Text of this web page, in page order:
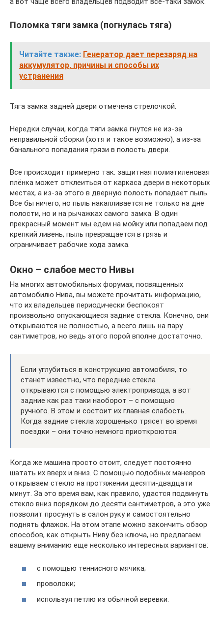
Поломка тяги замка (погнулась тяга)
Читайте также: Генератор дает перезаряд на
аккумулятор, причины и способы их
устранения
Тяга замка задней двери отмечена стрелочкой.
Нередки случаи, когда тяги замка гнутся не из-за
неправильной сборки (хотя и такое возможно), а из-за
банального попадания грязи в полость двери.
Все происходит примерно так: защитная полиэтиленовая
плёнка может отклеиться от каркаса двери в некоторых
местах, а из-за этого в дверную полость попадает пыль.
Все бы ничего, но пыль накапливается не только на дне
полости, но и на рычажках самого замка. В один
прекрасный момент мы едем на мойку или попадаем под
крепкий ливень, пыль превращается в грязь и
ограничивает рабочие хода замка.
Окно – слабое место Нивы
На многих автомобильных форумах, посвященных
автомобилю Нива, вы можете прочитать информацию,
что их владельцев периодически беспокоят
произвольно опускающиеся задние стекла. Конечно, они
открываются не полностью, а всего лишь на пару
сантиметров, но ведь этого порой вполне достаточно.
Если углубиться в конструкцию автомобиля, то
станет известно, что передние стекла
открываются с помощью электропривода, а вот
задние как раз таки наоборот – с помощью
ручного. В этом и состоит их главная слабость.
Когда задние стекла хорошенько трясет во время
поездки – они точно немного приоткроются.
Когда же машина просто стоит, следует постоянно
шатать их вверх и вниз. С помощью подобных маневров
открываем стекло на протяжении десяти-двадцати
минут. За это время вам, как правило, удастся подвинуть
стекло вниз порядком до десяти сантиметров, а это уже
позволит просунуть в салон руку и самостоятельно
поднять флажок. На этом этапе можно закончить обзор
способов, как открыть Ниву без ключа, но предлагаем
вашему вниманию еще несколько интересных вариантов:
с помощью теннисного мячика;
проволоки;
используя петлю из обычной веревки.